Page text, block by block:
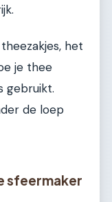
het
je thee
gebruikt.
de loep
sfeermaker